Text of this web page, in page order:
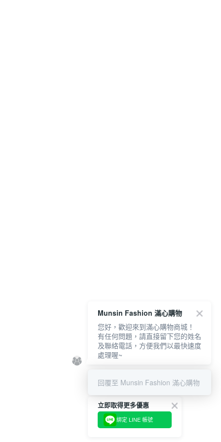
立即取得更多優惠
綁定 LINE 帳號
Munsin Fashion 滿心購物
您好，歡迎來到滿心購物商城！
有任何問題，請直接留下您的姓名
及聯絡電話，方便我們以最快速度
處理喔~
回覆至 Munsin Fashion 滿心購物